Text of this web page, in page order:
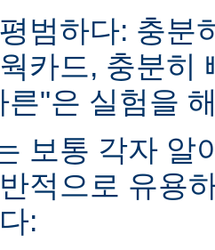
범하다: 충분
카드, 충분히
른"은 실험을
보통 각자 알
적으로 유용
: